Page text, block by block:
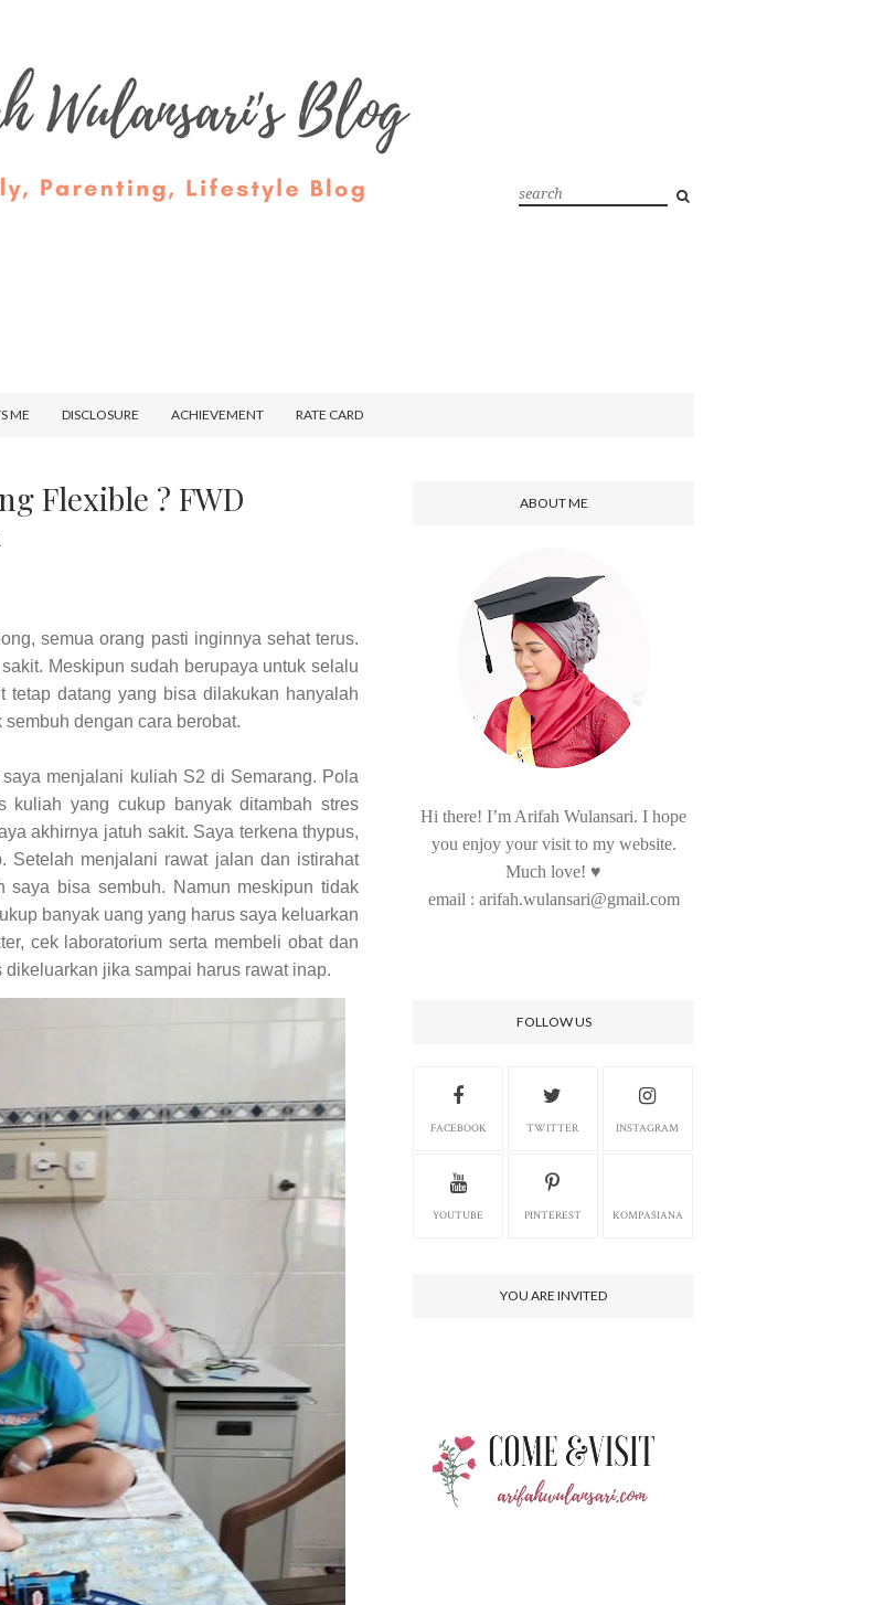
ME DISCLOSURE ACHIEVEMENT RATE CARD
Flexible ? FWD
semua orang pasti inginnya sehat terus.
Meskipun sudah berupaya untuk selalu
tetap datang yang bisa dilakukan hanyalah
dengan cara berobat.
menjalani kuliah S2 di Semarang. Pola
kuliah yang cukup banyak ditambah stres
akhirnya jatuh sakit. Saya terkena thypus,
Setelah menjalani rawat jalan dan istirahat
bisa sembuh. Namun meskipun tidak
banyak uang yang harus saya keluarkan
cek laboratorium serta membeli obat dan
jika sampai harus rawat inap.
ABOUT ME
Hi there! I’m Arifah Wulansari. I hope
you enjoy your visit to my website.
Much love! ♥
email : arifah.wulansari@gmail.com
FOLLOW US
FACEBOOK TWITTER INSTAGRAM
YOUTUBE PINTEREST KOMPASIANA
YOU ARE INVITED